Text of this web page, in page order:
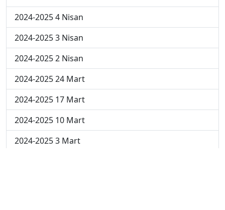
2024-2025 4 Nisan
2024-2025 3 Nisan
2024-2025 2 Nisan
2024-2025 24 Mart
2024-2025 17 Mart
2024-2025 10 Mart
2024-2025 3 Mart